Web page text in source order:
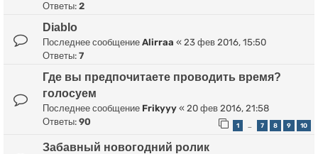
Ответы: 2
Diablo
Последнее сообщение Alirraa « 23 фев 2016, 15:50
Ответы: 7
Где вы предпочитаете проводить время?
голосуем
Последнее сообщение Frikyyy « 20 фев 2016, 21:58
Ответы: 90 1 … 7 8 9 10
Забавный новогодний ролик